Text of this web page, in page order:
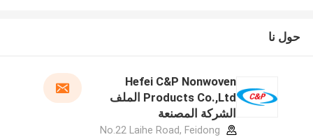
حول نا
Hefei C&P Nonwoven
Products Co.,Ltd الملف
الشركة المصنعة
No.22 Laihe Road, Feidong